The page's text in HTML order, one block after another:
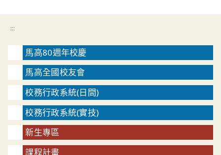
:::
馬高80週年校慶
馬高全國校友會
校務行政系統(日間)
校務行政系統(實技)
新生專區
課程計畫